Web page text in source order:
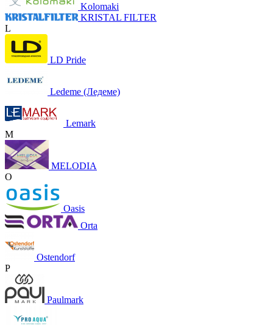
Kolomaki
KRISTAL FILTER
L
LD Pride
Ledeme (Ледеме)
Lemark
M
MELODIA
O
Oasis
Orta
Ostendorf
P
Paulmark